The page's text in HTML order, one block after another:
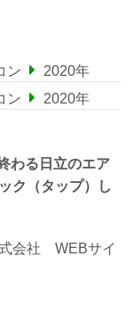
ン
2020年
ン 2020年
わる日立のエア
ク（タップ）し
会社 WEBサイ